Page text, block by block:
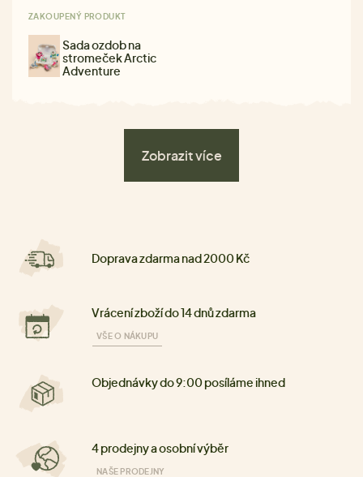
ZAKOUPENÝ PRODUKT
Sada ozdob na
stromeček Arctic
Adventure
Zobrazit více
Doprava zdarma nad 2000 Kč
Vrácení zboží do 14 dnů zdarma
VŠE O NÁKUPU
Objednávky do 9:00 posíláme ihned
4 prodejny a osobní výběr
NAŠE PRODEJNY